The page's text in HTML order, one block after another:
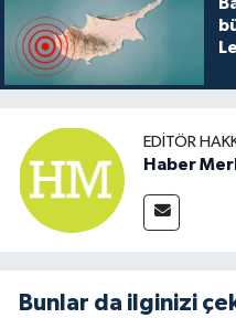
EDITÖR
Haber
Bunlar da ilginizi